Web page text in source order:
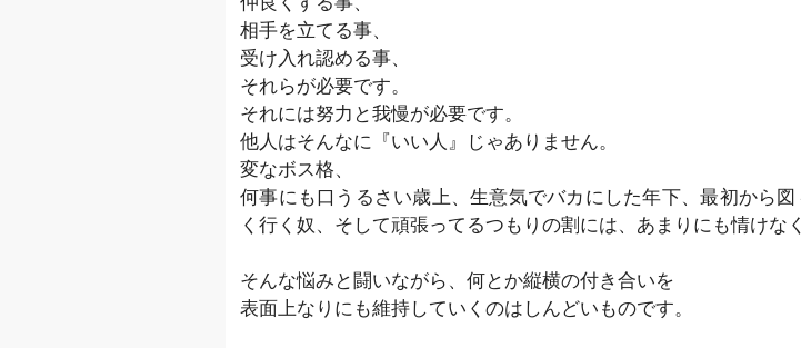
相手を立てる事、
受け入れ認める事、
それらが必要です。
それには努力と我慢が必要です。
他人はそんなに『いい人』じゃありません。
変なボス格、
何事にも口うるさい歳上、生意気でバカにした年下、最初から
く行く奴、そして頑張ってるつもりの割には、あまりにも情けな
そんな悩みと闘いながら、何とか縦横の付き合いを
表面上なりにも維持していくのはしんどいものです。